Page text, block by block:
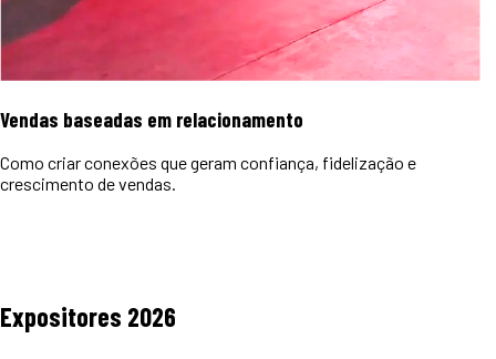
Vendas baseadas em relacionamento
Como criar conexões que geram confiança, fidelização e
crescimento de vendas.
Expositores 2026